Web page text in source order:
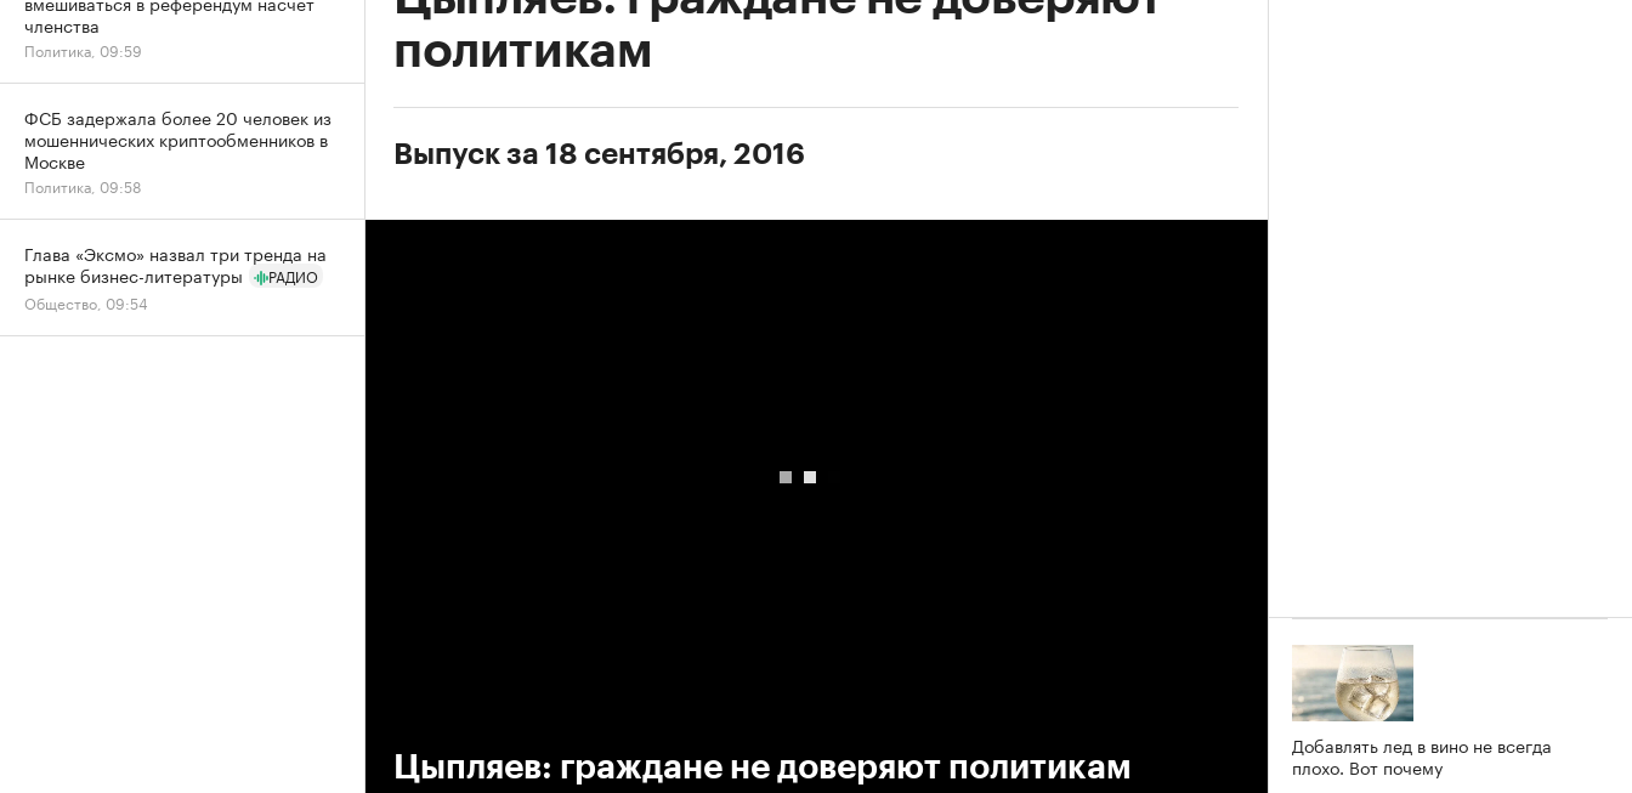
политикам
Выпуск за 18 сентября, 2016
Цыпляев: граждане не доверяют политикам
Добавлять лед в вино не всегда
плохо. Вот почему
членства
Политика, 09:59
ФСБ задержала более 20 человек из
мошеннических криптообменников в
Москве
Политика, 09:58
Глава «Эксмо» назвал три тренда на
рынке бизнес-литературы
РАДИО
Общество, 09:54